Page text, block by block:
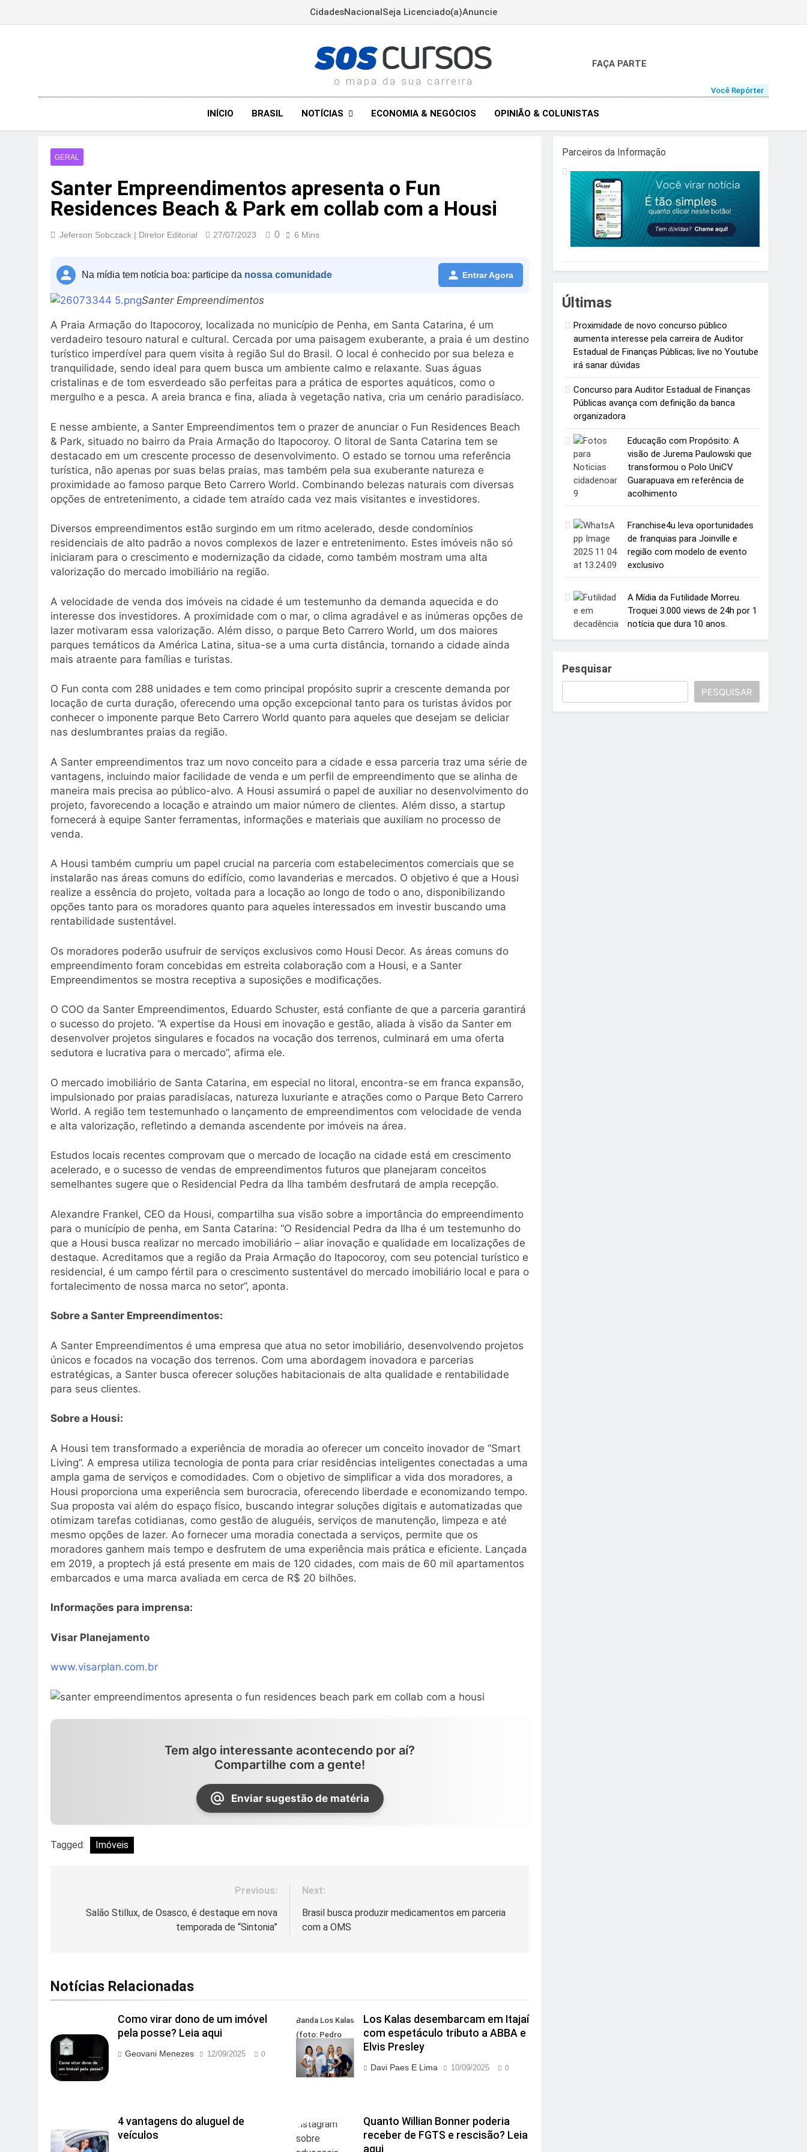
CidadesNacionalSeja Licenciado(a)Anuncie
SOSCURSOS.COM.BR
o mapa da sua carreira
FAÇA PARTE
Você Repórter
INÍCIO BRASIL NOTÍCIAS ECONOMIA & NEGÓCIOS OPINIÃO & COLUNISTAS
GERAL
Santer Empreendimentos apresenta o Fun
Residences Beach & Park em collab com a Housi
Jeferson Sobczack | Diretor Editorial 27/07/2023 0 6 Mins
Na mídia tem notícia boa: participe da nossa comunidade Entrar Agora
Santer Empreendimentos
A Praia Armação do Itapocoroy, localizada no município de Penha, em Santa Catarina, é um
verdadeiro tesouro natural e cultural. Cercada por uma paisagem exuberante, a praia é um destino
turístico imperdível para quem visita à região Sul do Brasil. O local é conhecido por sua beleza e
tranquilidade, sendo ideal para quem busca um ambiente calmo e relaxante. Suas águas
cristalinas e de tom esverdeado são perfeitas para a prática de esportes aquáticos, como o
mergulho e a pesca. A areia branca e fina, aliada à vegetação nativa, cria um cenário paradisíaco.
E nesse ambiente, a Santer Empreendimentos tem o prazer de anunciar o Fun Residences Beach
& Park, situado no bairro da Praia Armação do Itapocoroy. O litoral de Santa Catarina tem se
destacado em um crescente processo de desenvolvimento. O estado se tornou uma referência
turística, não apenas por suas belas praias, mas também pela sua exuberante natureza e
proximidade ao famoso parque Beto Carrero World. Combinando belezas naturais com diversas
opções de entretenimento, a cidade tem atraído cada vez mais visitantes e investidores.
Diversos empreendimentos estão surgindo em um ritmo acelerado, desde condomínios
residenciais de alto padrão a novos complexos de lazer e entretenimento. Estes imóveis não só
iniciaram para o crescimento e modernização da cidade, como também mostram uma alta
valorização do mercado imobiliário na região.
A velocidade de venda dos imóveis na cidade é um testemunho da demanda aquecida e do
interesse dos investidores. A proximidade com o mar, o clima agradável e as inúmeras opções de
lazer motivaram essa valorização. Além disso, o parque Beto Carrero World, um dos maiores
parques temáticos da América Latina, situa-se a uma curta distância, tornando a cidade ainda
mais atraente para famílias e turistas.
O Fun conta com 288 unidades e tem como principal propósito suprir a crescente demanda por
locação de curta duração, oferecendo uma opção excepcional tanto para os turistas ávidos por
conhecer o imponente parque Beto Carrero World quanto para aqueles que desejam se deliciar
nas deslumbrantes praias da região.
A Santer empreendimentos traz um novo conceito para a cidade e essa parceria traz uma série de
vantagens, incluindo maior facilidade de venda e um perfil de empreendimento que se alinha de
maneira mais precisa ao público-alvo. A Housi assumirá o papel de auxiliar no desenvolvimento do
projeto, favorecendo a locação e atraindo um maior número de clientes. Além disso, a startup
fornecerá à equipe Santer ferramentas, informações e materiais que auxiliam no processo de
venda.
A Housi também cumpriu um papel crucial na parceria com estabelecimentos comerciais que se
instalarão nas áreas comuns do edifício, como lavanderias e mercados. O objetivo é que a Housi
realize a essência do projeto, voltada para a locação ao longo de todo o ano, disponibilizando
opções tanto para os moradores quanto para aqueles interessados em investir buscando uma
rentabilidade sustentável.
Os moradores poderão usufruir de serviços exclusivos como Housi Decor. As áreas comuns do
empreendimento foram concebidas em estreita colaboração com a Housi, e a Santer
Empreendimentos se mostra receptiva a suposições e modificações.
O COO da Santer Empreendimentos, Eduardo Schuster, está confiante de que a parceria garantirá
o sucesso do projeto. “A expertise da Housi em inovação e gestão, aliada à visão da Santer em
desenvolver projetos singulares e focados na vocação dos terrenos, culminará em uma oferta
sedutora e lucrativa para o mercado”, afirma ele.
O mercado imobiliário de Santa Catarina, em especial no litoral, encontra-se em franca expansão,
impulsionado por praias paradisíacas, natureza luxuriante e atrações como o Parque Beto Carrero
World. A região tem testemunhado o lançamento de empreendimentos com velocidade de venda
e alta valorização, refletindo a demanda ascendente por imóveis na área.
Estudos locais recentes comprovam que o mercado de locação na cidade está em crescimento
acelerado, e o sucesso de vendas de empreendimentos futuros que planejaram conceitos
semelhantes sugere que o Residencial Pedra da Ilha também desfrutará de ampla recepção.
Alexandre Frankel, CEO da Housi, compartilha sua visão sobre a importância do empreendimento
para o município de penha, em Santa Catarina: “O Residencial Pedra da Ilha é um testemunho do
que a Housi busca realizar no mercado imobiliário – aliar inovação e qualidade em localizações de
destaque. Acreditamos que a região da Praia Armação do Itapocoroy, com seu potencial turístico e
residencial, é um campo fértil para o crescimento sustentável do mercado imobiliário local e para o
fortalecimento de nossa marca no setor”, aponta.
Sobre a Santer Empreendimentos:
A Santer Empreendimentos é uma empresa que atua no setor imobiliário, desenvolvendo projetos
únicos e focados na vocação dos terrenos. Com uma abordagem inovadora e parcerias
estratégicas, a Santer busca oferecer soluções habitacionais de alta qualidade e rentabilidade
para seus clientes.
Sobre a Housi:
A Housi tem transformado a experiência de moradia ao oferecer um conceito inovador de “Smart
Living”. A empresa utiliza tecnologia de ponta para criar residências inteligentes conectadas a uma
ampla gama de serviços e comodidades. Com o objetivo de simplificar a vida dos moradores, a
Housi proporciona uma experiência sem burocracia, oferecendo liberdade e economizando tempo.
Sua proposta vai além do espaço físico, buscando integrar soluções digitais e automatizadas que
otimizam tarefas cotidianas, como gestão de aluguéis, serviços de manutenção, limpeza e até
mesmo opções de lazer. Ao fornecer uma moradia conectada a serviços, permite que os
moradores ganhem mais tempo e desfrutem de uma experiência mais prática e eficiente. Lançada
em 2019, a proptech já está presente em mais de 120 cidades, com mais de 60 mil apartamentos
embarcados e uma marca avaliada em cerca de R$ 20 bilhões.
Informações para imprensa:
Visar Planejamento
www.visarplan.com.br
Tem algo interessante acontecendo por aí?
Compartilhe com a gente!
Enviar sugestão de matéria
Tagged: Imóveis
Previous:
Salão Stillux, de Osasco, é destaque em nova
temporada de “Sintonia”
Next:
Brasil busca produzir medicamentos em parceria
com a OMS
Notícias Relacionadas
Como virar dono de um imóvel
pela posse? Leia aqui
Geovani Menezes 12/09/2025 0
Banda Los Kalas
(foto: Pedro
Oliveira)
Los Kalas desembarcam em Itajaí
com espetáculo tributo a ABBA e
Elvis Presley
Davi Paes E Lima 10/09/2025 0
4 vantagens do aluguel de
veículos
Quanto Willian Bonner poderia
receber de FGTS e rescisão? Leia
aqui
Parceiros da Informação
Últimas
Proximidade de novo concurso público
aumenta interesse pela carreira de Auditor
Estadual de Finanças Públicas; live no Youtube
irá sanar dúvidas
Concurso para Auditor Estadual de Finanças
Públicas avança com definição da banca
organizadora
Educação com Propósito: A
visão de Jurema Paulowski que
transformou o Polo UniCV
Guarapuava em referência de
acolhimento
Franchise4u leva oportunidades
de franquias para Joinville e
região com modelo de evento
exclusivo
A Mídia da Futilidade Morreu.
Troquei 3.000 views de 24h por 1
notícia que dura 10 anos.
Pesquisar
PESQUISAR